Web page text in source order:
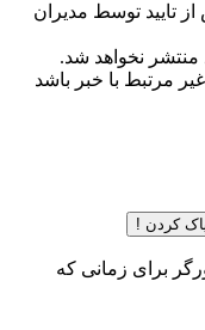
تایید توسط مدیران
منتشر نخواهد شد.
مرتبط با خبر باشد
کردن !
برای زمانی که